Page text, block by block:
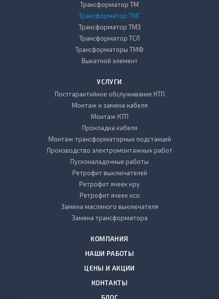
Трансформатор ТМ
Трансформатор ТМГ
Трансформатор ТМЗ
Трансформатор ТСЛ
Трансформаторы ТМФ
Выкатной элемент
УСЛУГИ
Постгарантийное обслуживание КТП
Монтаж и замена кабеля
Монтаж КТП
Прокладка кабеля
Монтаж трансформаторных подстанций
Производство электромонтажных работ
Пусконаладочные работы
Ретрофит выключателей
Ретрофит ячеек кру
Ретрофит ячеек ксо
Замена масляного выключателя
Замена трансформатора
КОМПАНИЯ
НАШИ РАБОТЫ
ЦЕНЫ И АКЦИИ
КОНТАКТЫ